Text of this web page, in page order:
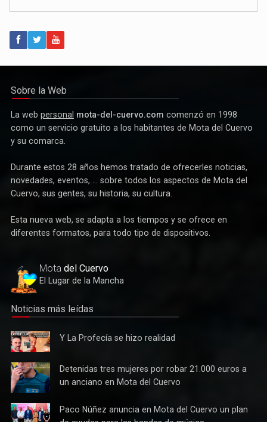
Política
Deportes
La webpersonal mota-del-cuervo.comcomenzó en 1998
como un servicio gratuito a los habitantes de Mota del Cuervo
Durante estos 28 años hemos tratado de ofrecerles noticias,
novedades, eventos, ... sobre todos los aspectos de Mota del
Esta nueva web, se adapta a los tiempos y se ofrece en
Motadel Cuervo
Y La
Profecía
se hizo
realidad
Detenidas
tres
mujeres
por robar
Detenidas tres mujeres por robar 21.000 euros a